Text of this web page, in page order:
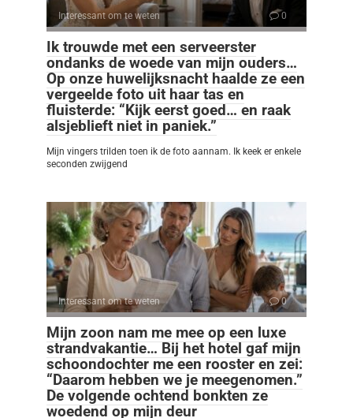
Interessant om te weten 0
Ik trouwde met een serveerster
ondanks de woede van mijn ouders…
Op onze huwelijksnacht haalde ze een
vergeelde foto uit haar tas en
fluisterde: “Kijk eerst goed… en raak
alsjeblieft niet in paniek.”
Mijn vingers trilden toen ik de foto aannam. Ik keek er enkele
seconden zwijgend
Interessant om te weten 0
Mijn zoon nam me mee op een luxe
strandvakantie… Bij het hotel gaf mijn
schoondochter me een rooster en zei:
“Daarom hebben we je meegenomen.”
De volgende ochtend bonkten ze
woedend op mijn deur